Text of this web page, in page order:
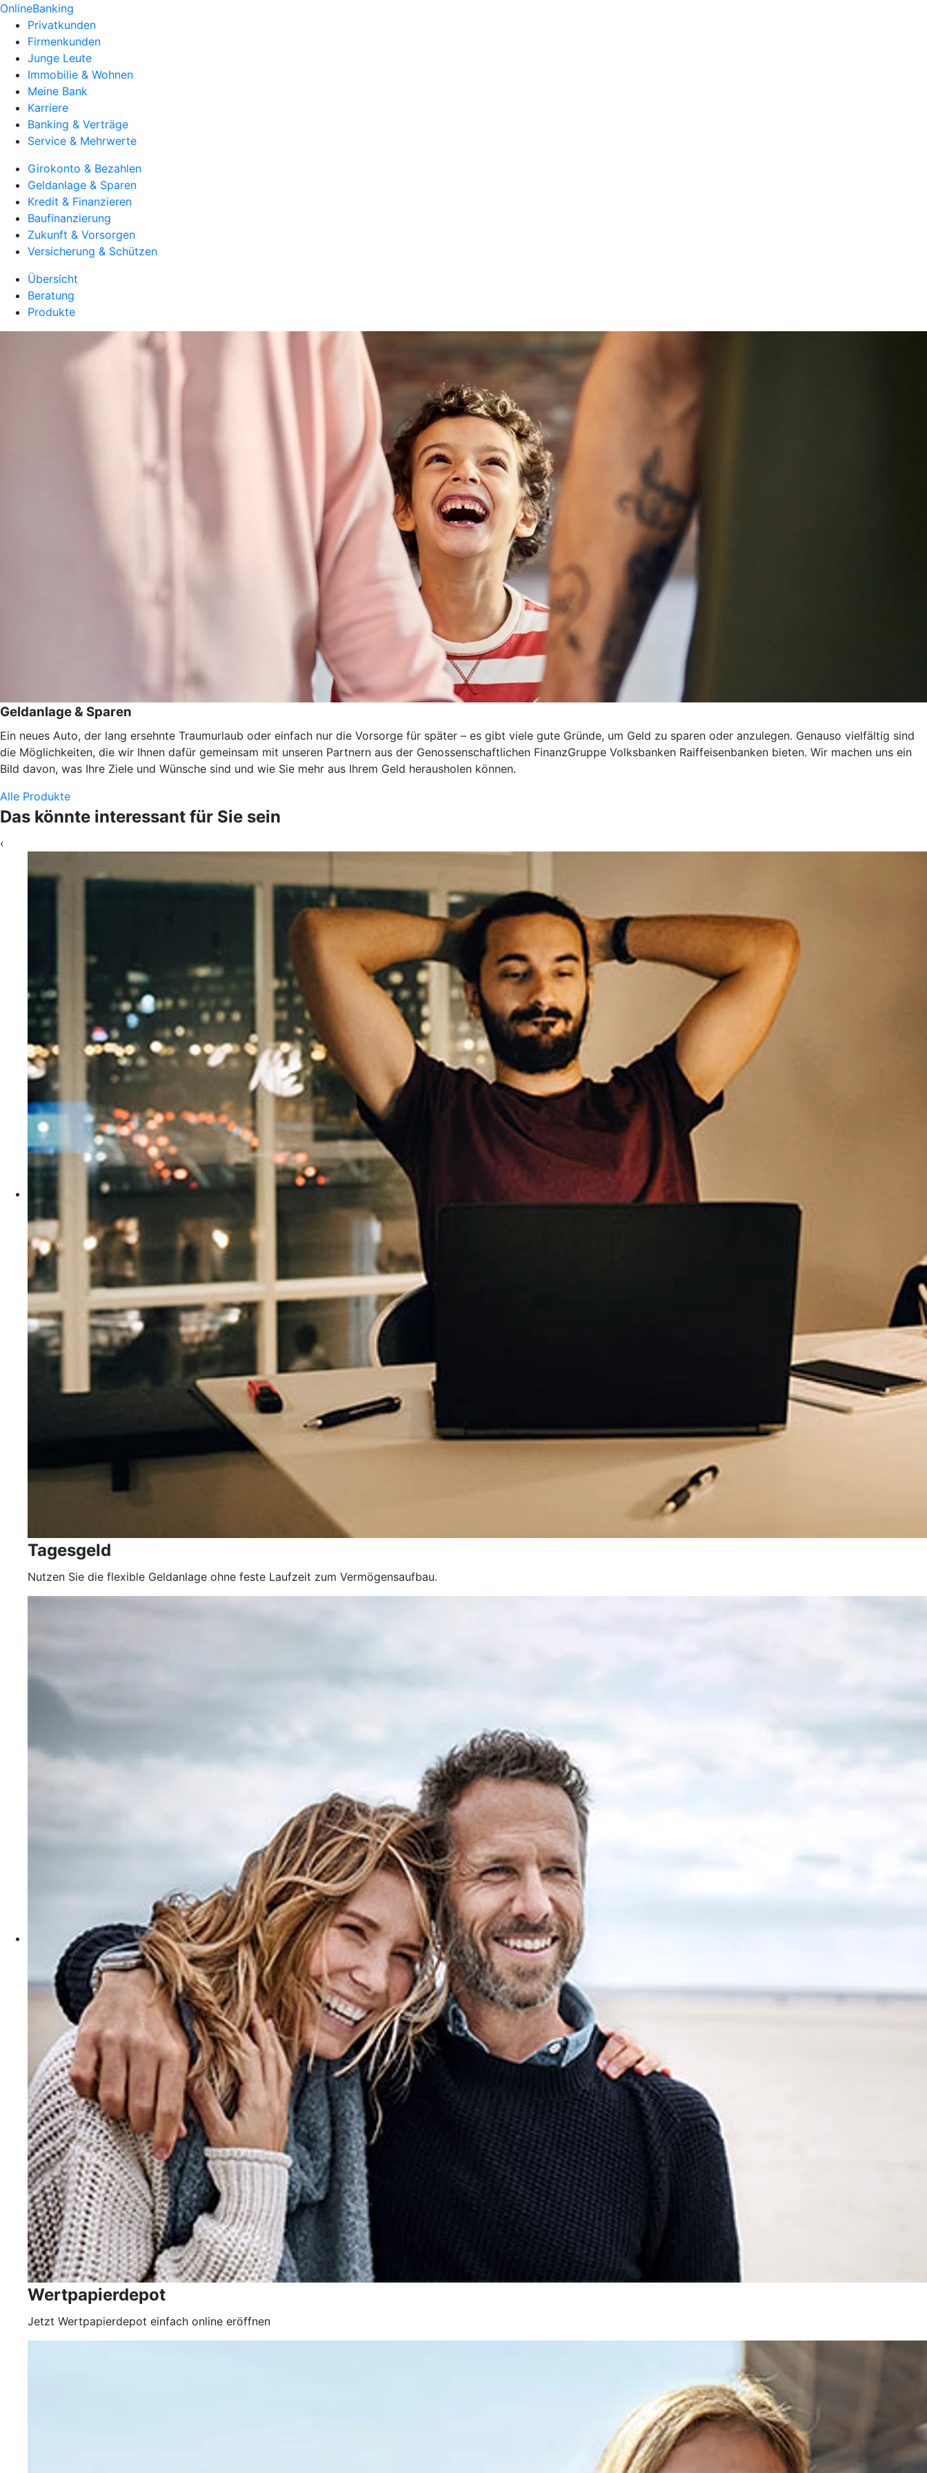
OnlineBanking
Privatkunden
Firmenkunden
Junge Leute
Immobilie & Wohnen
Meine Bank
Karriere
Banking & Verträge
Service & Mehrwerte
Girokonto & Bezahlen
Geldanlage & Sparen
Kredit & Finanzieren
Baufinanzierung
Zukunft & Vorsorgen
Versicherung & Schützen
Übersicht
Beratung
Produkte
Geldanlage & Sparen
Ein neues Auto, der lang ersehnte Traumurlaub oder einfach nur die Vorsorge für später – es gibt viele gute Gründe, um Geld zu sparen oder anzulegen. Genauso vielfältig sind
die Möglichkeiten, die wir Ihnen dafür gemeinsam mit unseren Partnern aus der Genossenschaftlichen FinanzGruppe Volksbanken Raiffeisenbanken bieten. Wir machen uns ein
Bild davon, was Ihre Ziele und Wünsche sind und wie Sie mehr aus Ihrem Geld herausholen können.
Alle Produkte
Das könnte interessant für Sie sein
‹
Tagesgeld
Nutzen Sie die flexible Geldanlage ohne feste Laufzeit zum Vermögensaufbau.
Wertpapierdepot
Jetzt Wertpapierdepot einfach online eröffnen